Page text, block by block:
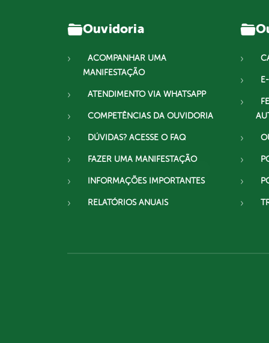
Ouvidoria
ACOMPANHAR UMA
MANIFESTAÇÃO
ATENDIMENTO VIA WHATSAPP
COMPETÊNCIAS DA OUVIDORIA
DÚVIDAS? ACESSE O FAQ
FAZER UMA MANIFESTAÇÃO
INFORMAÇÕES IMPORTANTES
RELATÓRIOS ANUAIS